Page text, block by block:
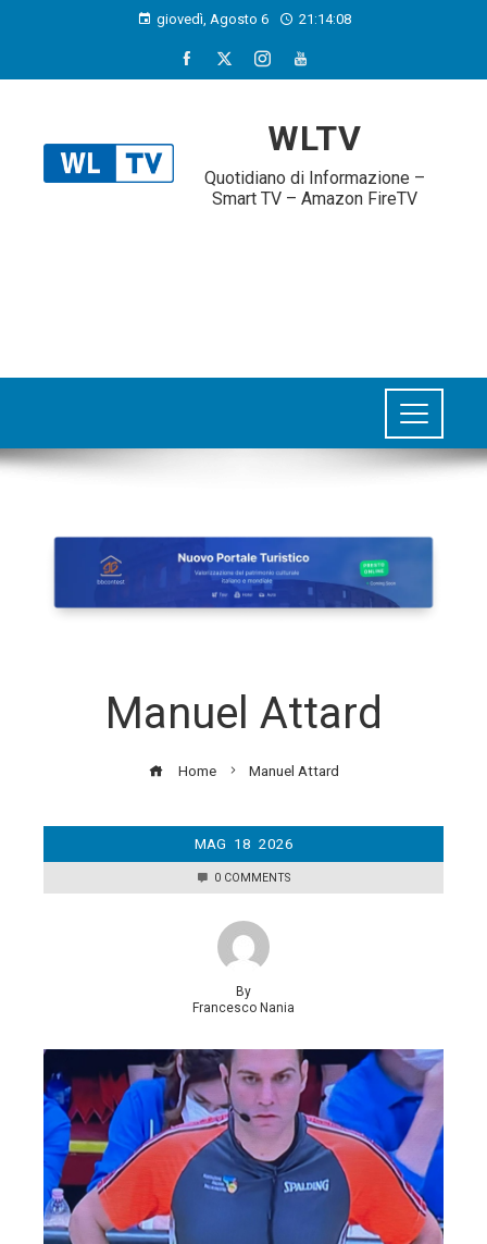
giovedì, Agosto 6 21:14:08
WLTV
Quotidiano di Informazione –
Smart TV – Amazon FireTV
Manuel Attard
Home Manuel Attard
MAG 18 2026
0 COMMENTS
By
Francesco Nania